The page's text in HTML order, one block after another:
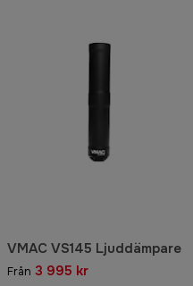
VMAC VS145 Ljuddämpare
Från 3 995 kr